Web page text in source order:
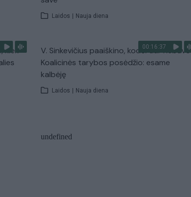
Laidos | Nauja diena
kiek
00:16:37
V. Sinkevičius paaiškino, kodėl dar nebuvo
Koalicinės tarybos posėdžio: esame
kalbėję
Laidos | Nauja diena